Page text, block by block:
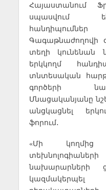
Հայաստանում
սպասվում
Գագաթնաժողովի
տեղի կունենան
երկկողմ
տնտեսական
գործերի
Մնացականյանը
անցկացնել
ֆորում․
«Մի կողմից
նախարարների